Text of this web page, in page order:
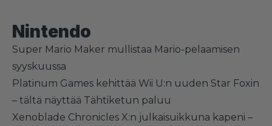
Nintendo
Super Mario Maker mullistaa Mario-pelaamisen
syyskuussa
Platinum Games kehittää Wii U:n uuden Star Foxin
– tältä näyttää Tähtiketun paluu
Xenoblade Chronicles X:n julkaisuikkuna kapeni –